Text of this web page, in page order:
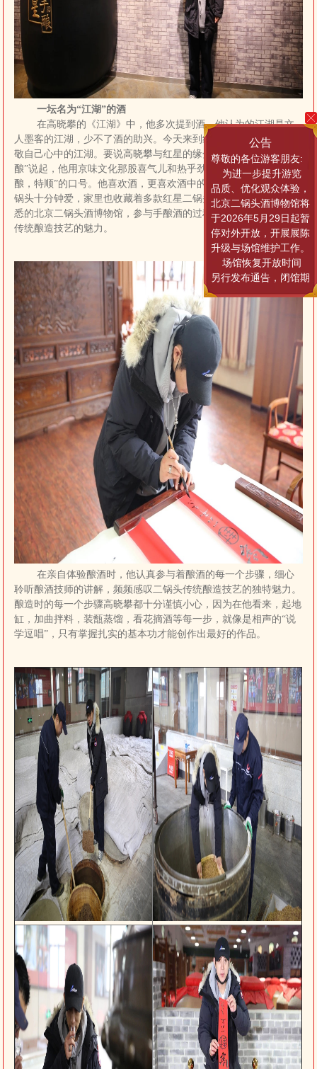
公告
尊敬的各位游客朋友:
为进一步提升游览
品质、优化观众体验，
北京二锅头酒博物馆将
于2026年5月29日起暂
停对外开放，开展展陈
升级与场馆维护工作。
场馆恢复开放时间
另行发布通告，闭馆期
间暂停所有参观游览活
动，由此给您带来的不
便，敬请谅解。
后续开馆相关动
态，可关注北京二锅头
酒博物馆官方网站、红
星二锅头云展馆小程序
最新通知。衷心感谢游
客朋友们的理解、支持
与配合，一同期待场馆
参观咨询：
18600355986
售卖咨询：
18510330520
北京二锅头酒博物馆
2026年5月25日
一坛名为“江湖”的酒
在高晓攀的《江湖》中，他多次提到酒。他认为的江湖是文
人墨客的江湖，少不了酒的助兴。今天来到红星亲自酿一坛酒，以
敬自己心中的江湖。要说高晓攀与红星的缘分，要从红星“北京特
酿”说起，他用京味文化那股喜气儿和热乎劲儿喊出了“喝北京特
酿，特顺”的口号。他喜欢酒，更喜欢酒中的文化，尤其对红星二
锅头十分钟爱，家里也收藏着多款红星二锅头老酒。此次他回到熟
悉的北京二锅头酒博物馆，参与手酿酒的过程，亲身感受二锅头酒
传统酿造技艺的魅力。
在亲自体验酿酒时，他认真参与着酿酒的每一个步骤，细心
聆听酿酒技师的讲解，频频感叹二锅头传统酿造技艺的独特魅力。
酿造时的每一个步骤高晓攀都十分谨慎小心，因为在他看来，起地
缸，加曲拌料，装甑蒸馏，看花摘酒等每一步，就像是相声的“说
学逗唱”，只有掌握扎实的基本功才能创作出最好的作品。